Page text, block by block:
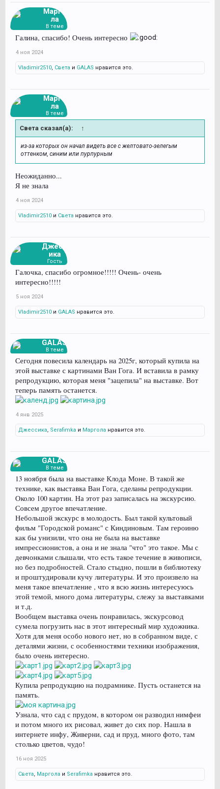
Марго
ла
В теме
Галина, спасибо! Очень интересно
4 ноя 2024
Vladimir2510, Света и GALAS нравится это.
Марго
ла
В теме
Света сказал(а): ↑
из-за которых он начал видеть все с желтовато-зелегым
оттенком, синим или пурпурным
Неожиданно...
Я не знала
4 ноя 2024
Vladimir2510 и Света нравится это.
Джесс
ика
Гость
Галочка, спасибо огромное!!!!! Очень- очень
интересно!!!!!
5 ноя 2024
Vladimir2510 и GALAS нравится это.
GALAS
В теме
Сегодня повесила календарь на 2025г, который купила на
этой выставке с картинами Ван Гога. И вставила в рамку
репродукцию, которая меня "зацепила" на выставке. Вот
теперь память останется.
4 янв 2025
Джессика Serafimka и Маргола нравится это.
GALAS
В теме
13 ноября была на выставке Клода Моне. В такой же
технике, как выставка Ван Гога, сделаны репродукции.
Около 100 картин. На этот раз записалась на экскурсию.
Совсем другое впечатление.
Небольшой экскурс в молодость. Был такой культовый
фильм "Городской романс" с Киндиновым. Там героиню
как бы унизили, что она не была на выставке
импрессионистов, а она и не знала "что" это такое. Мы с
девчонками слышали, что есть такое течение в живописи,
но без подробностей. Стало стыдно, пошли в библиотеку
и проштудировали кучу литературы. И это произвело на
меня такое впечатление , что я всю жизнь интересуюсь
этой темой, много дома литературы, слежу за выставками
и т.д.
Вообщем выставка очень понравилась, экскурсовод
сумела погрузить нас в этот интересный мир художника.
Хотя для меня особо нового нет, но в собранном виде, с
деталями жизни, с особенностями техники изображения,
было очень интересно.
Купила репродукцию на подрамнике. Пусть останется на
память.
Узнала, что сад с прудом, в котором он разводил нимфеи
и потом много их рисовал, живет до сих пор. Нашла в
интернете инфу, Живерни, сад и пруд, много фото, там
столько цветов, чудо!
16 ноя 2025
Света Маргола и Serafimka нравится это.